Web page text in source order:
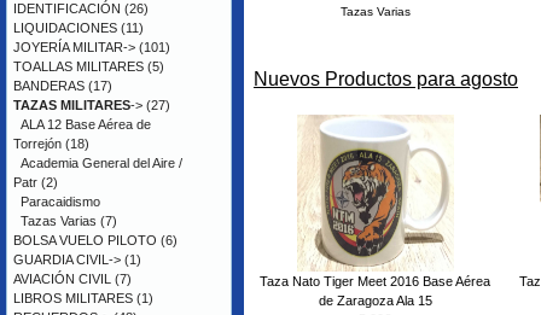
Tazas Varias
Nuevos Productos para agosto
Taza Nato Tiger Meet 2016 Base Aérea
de Zaragoza Ala 15
IDENTIFICACIÓN (26)
LIQUIDACIONES (11)
JOYERÍA MILITAR-> (101)
TOALLAS MILITARES (5)
BANDERAS (17)
TAZAS MILITARES-> (27)
ALA 12 Base Aérea de
Torrejón (18)
Academia General del Aire /
Patr (2)
Paracaidismo
Tazas Varias (7)
BOLSA VUELO PILOTO (6)
GUARDIA CIVIL-> (1)
AVIACIÓN CIVIL (7)
LIBROS MILITARES (1)